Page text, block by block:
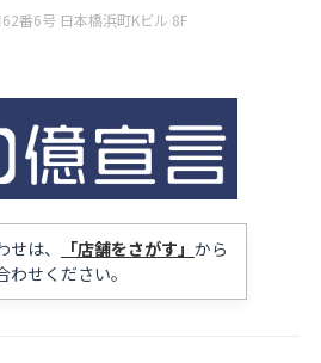
番6号 日本橋浜町Kビル 8F
は、 「店舗をさがす」 から
せください。